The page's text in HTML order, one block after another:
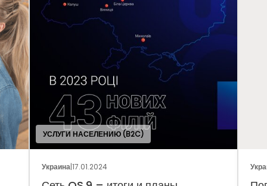
УСЛУГИ НАСЕЛЕНИЮ (B2C)
Украина|17.01.2024 Украина|